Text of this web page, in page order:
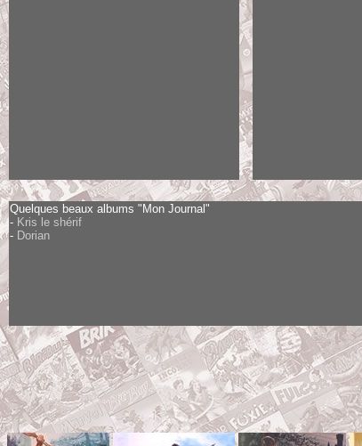
Quelques beaux albums "Mon Journal"
- Kris le shérif
- Dorian